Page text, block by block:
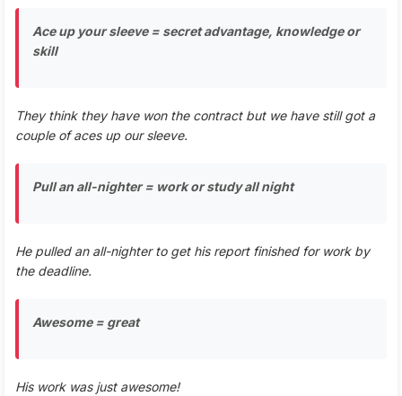
Ace up your sleeve = secret advantage, knowledge or
skill
They think they have won the contract but we have still got a
couple of aces up our sleeve.
Pull an all-nighter = work or study all night
He pulled an all-nighter to get his report finished for work by
the deadline.
Awesome = great
His work was just awesome!